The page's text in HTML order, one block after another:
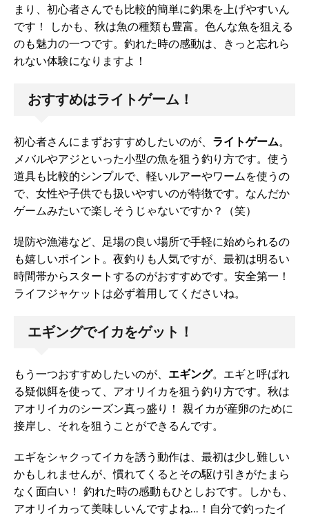
まり、初心者さんでも比較的簡単に釣果を上げやすいん
です！ しかも、秋は魚の種類も豊富。色んな魚を狙える
のも魅力の一つです。釣れた時の感動は、きっと忘れら
れない体験になりますよ！
おすすめはライトゲーム！
初心者さんにまずおすすめしたいのが、 ライトゲーム。
メバルやアジといった小型の魚を狙う釣り方です。使う
道具も比較的シンプルで、軽いルアーやワームを使うの
で、女性や子供でも扱いやすいのが特徴です。なんだか
ゲームみたいで楽しそうじゃないですか？（笑）
堤防や漁港など、足場の良い場所で手軽に始められるの
も嬉しいポイント。夜釣りも人気ですが、最初は明るい
時間帯からスタートするのがおすすめです。安全第一！
ライフジャケットは必ず着用してくださいね。
エギングでイカをゲット！
もう一つおすすめしたいのが、 エギング。エギと呼ばれ
る疑似餌を使って、アオリイカを狙う釣り方です。秋は
アオリイカのシーズン真っ盛り！ 親イカが産卵のために
接岸し、それを狙うことができるんです。
エギをシャクってイカを誘う動作は、最初は少し難しい
かもしれませんが、慣れてくるとその駆け引きがたまら
なく面白い！ 釣れた時の感動もひとしおです。しかも、
アオリイカって美味しいんですよね…！自分で釣ったイ